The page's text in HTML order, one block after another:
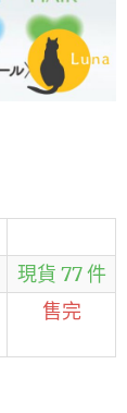
現貨 77 件
售完